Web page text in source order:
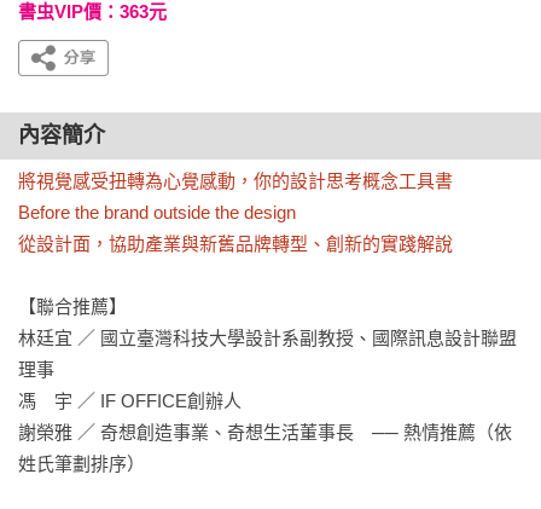
書虫VIP價：363元
內容簡介
將視覺感受扭轉為心覺感動，你的設計思考概念工具書
Before the brand outside the design
從設計面，協助產業與新舊品牌轉型、創新的實踐解說
【聯合推薦】
林廷宜 ／ 國立臺灣科技大學設計系副教授、國際訊息設計聯盟
理事
馮　宇 ／ IF OFFICE創辦人
謝榮雅 ／ 奇想創造事業、奇想生活董事長　── 熱情推薦（依
姓氏筆劃排序）